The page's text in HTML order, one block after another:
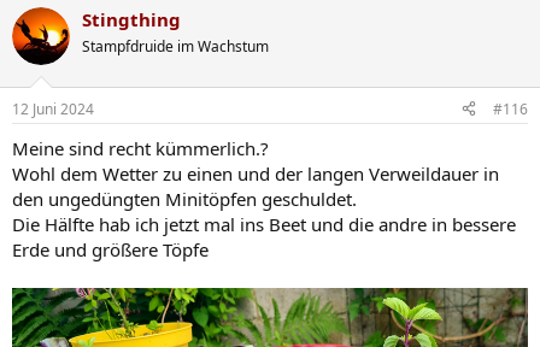
k
t
i
e
:
Stingthing
Stampfdruide im Wachstum
12 Juni 2024 #116
Meine sind recht kümmerlich.?
Wohl dem Wetter zu einen und der langen Verweildauer in
den ungedüngten Minitöpfen geschuldet.
Die Hälfte hab ich jetzt mal ins Beet und die andre in bessere
Erde und größere Töpfe